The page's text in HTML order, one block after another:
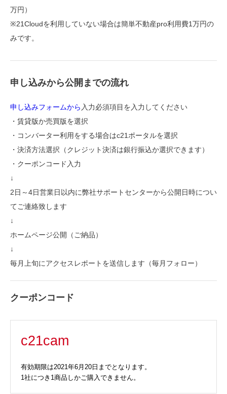
万円）
※21Cloudを利用していない場合は簡単不動産pro利用費1万円の
みです。
申し込みから公開までの流れ
申し込みフォームから 入力必須項目を入力してください
・賃貸版か売買版を選択
・コンバーター利用をする場合はc21ポータルを選択
・決済方法選択（クレジット決済は銀行振込か選択できます）
・クーポンコード入力
↓
2日～4日営業日以内に弊社サポートセンターから公開日時につい
てご連絡致します
↓
ホームページ公開（ご納品）
↓
毎月上旬にアクセスレポートを送信します（毎月フォロー）
クーポンコード
c21cam
有効期限は2021年6月20日までとなります。
1社につき1商品しかご購入できません。